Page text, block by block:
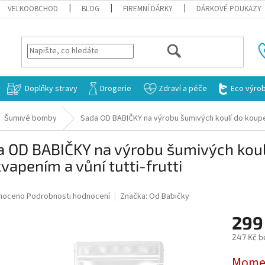
VELKOOBCHOD BLOG FIREMNÍ DÁRKY DÁRKOVÉ POUKAZY
HLEDAT
Doplňky stravy Drogerie Zdraví a péče Eco
Šumivé bomby Sada OD BABIČKY na výrobu šumivých koulí do
OD BABIČKY na výrobu šumivých
a vůní tutti-frutti
Podrobnosti hodnocení Značka: Od Babičky
247 Kč